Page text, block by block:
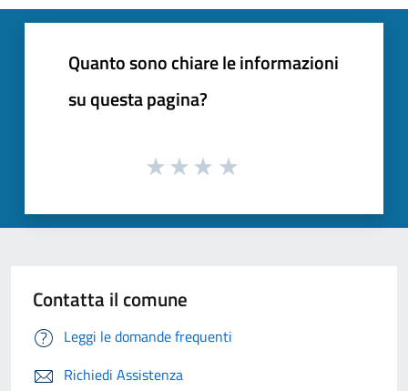
Quanto sono chiare le informazioni
su questa pagina?
Contatta il comune
Leggi le domande frequenti
Richiedi Assistenza